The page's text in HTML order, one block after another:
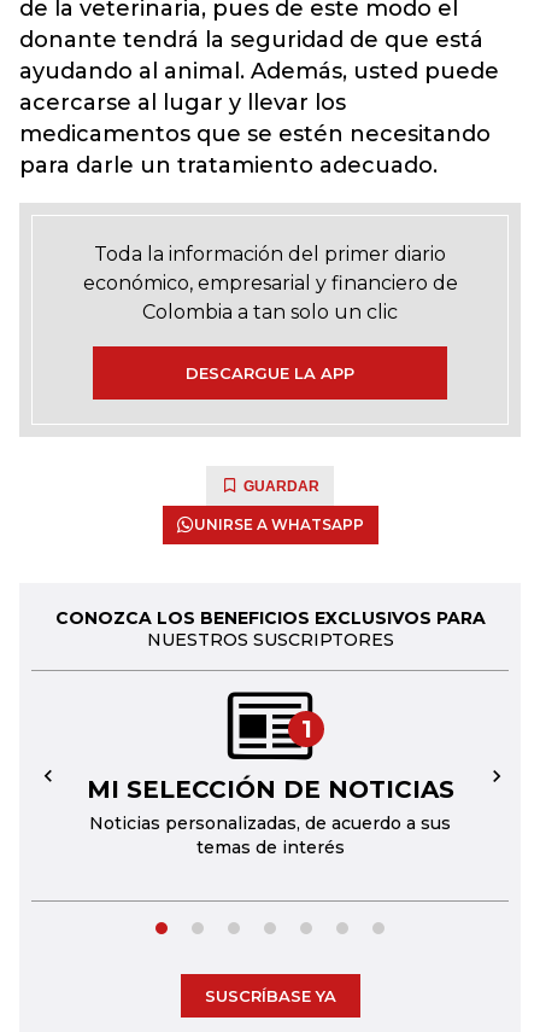
de la veterinaria, pues de este modo el
donante tendrá la seguridad de que está
ayudando al animal. Además, usted puede
acercarse al lugar y llevar los
medicamentos que se estén necesitando
para darle un tratamiento adecuado.
Toda la información del primer diario
económico, empresarial y financiero de
Colombia a tan solo un clic
DESCARGUE LA APP
GUARDAR
UNIRSE A WHATSAPP
CONOZCA LOS BENEFICIOS EXCLUSIVOS PARA
NUESTROS SUSCRIPTORES
1
MI SELECCIÓN DE NOTICIAS
Noticias personalizadas, de acuerdo a sus
temas de interés
← →
SUSCRÍBASE YA